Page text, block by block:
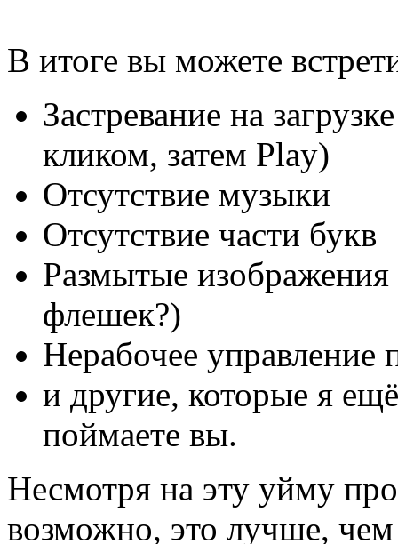
В итоге вы можете
Застревание на
кликом, затем Play)
Отсутствие музыки
Отсутствие части букв
Размытые
флешек?)
Нерабочее управление
и другие, которые я
поймаете вы.
Несмотря на эту уйму
возможно, это лучше,